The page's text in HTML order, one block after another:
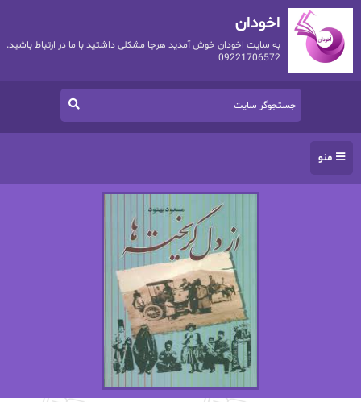
اخودان
به سایت اخودان خوش آمدید هرجا مشکلی داشتید با ما در ارتباط باشید.
09221706572
منو